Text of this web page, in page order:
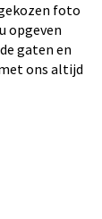
foto
opgeven
gaten en
ons altijd